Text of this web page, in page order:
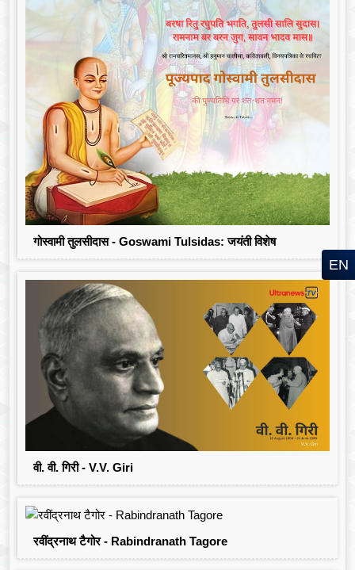
गोस्वामी तुलसीदास - Goswami Tulsidas: जयंती विशेष
वी. वी. गिरी - V.V. Giri
रवींद्रनाथ टैगोर - Rabindranath Tagore
EN